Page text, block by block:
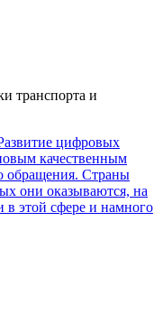
транспорта и
цифровых
качественным
обращения. Страны
они оказываются, на
в этой сфере и намного